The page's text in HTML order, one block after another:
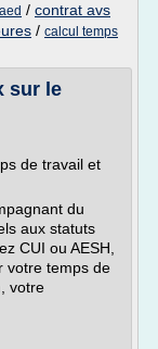
/ contrat avs
/ calcul temps
sur le
de travail et
du
aux statuts
CUI ou AESH,
votre temps de
votre